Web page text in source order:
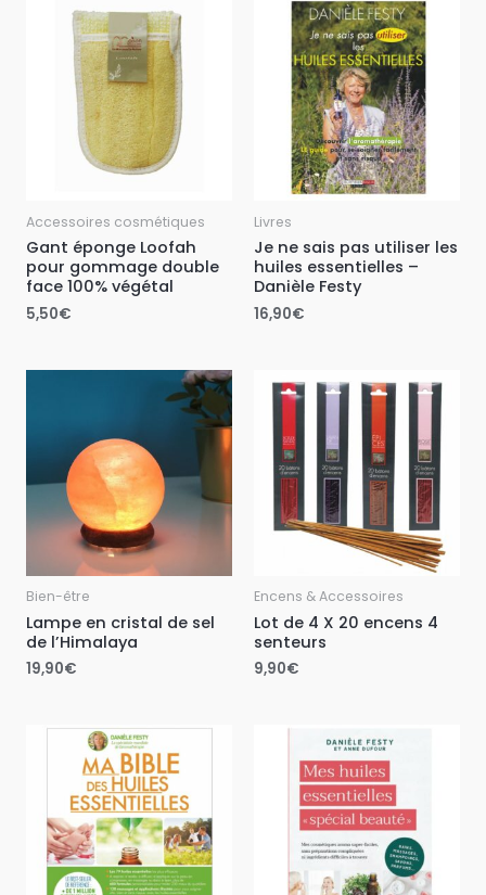
Accessoires cosmétiques
Gant éponge Loofah
pour gommage double
face 100% végétal
5,50€
Livres
Je ne sais pas utiliser les
huiles essentielles –
Danièle Festy
16,90€
Bien-être
Lampe en cristal de sel
de l’Himalaya
19,90€
Encens & Accessoires
Lot de 4 X 20 encens 4
senteurs
9,90€